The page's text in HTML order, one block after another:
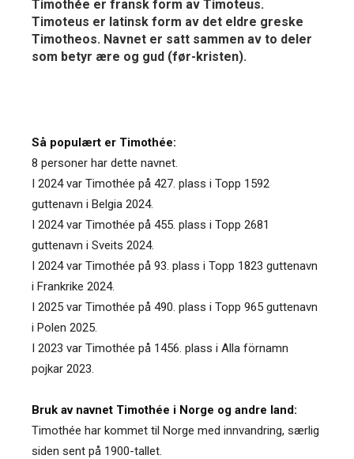
Timothée er fransk form av Timoteus.
Timoteus er latinsk form av det eldre greske
Timotheos. Navnet er satt sammen av to deler
som betyr ære og gud (før-kristen).
Så populært er Timothée:
8 personer har dette navnet.
I 2024 var Timothée på 427. plass i Topp 1592
guttenavn i Belgia 2024.
I 2024 var Timothée på 455. plass i Topp 2681
guttenavn i Sveits 2024.
I 2024 var Timothée på 93. plass i Topp 1823 guttenavn
i Frankrike 2024.
I 2025 var Timothée på 490. plass i Topp 965 guttenavn
i Polen 2025.
I 2023 var Timothée på 1456. plass i Alla förnamn
pojkar 2023.
Bruk av navnet Timothée i Norge og andre land:
Timothée har kommet til Norge med innvandring, særlig
siden sent på 1900-tallet.